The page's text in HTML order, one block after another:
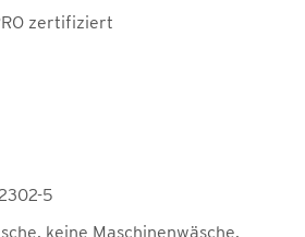
zertifiziert
5
keine Maschinenwäsche,